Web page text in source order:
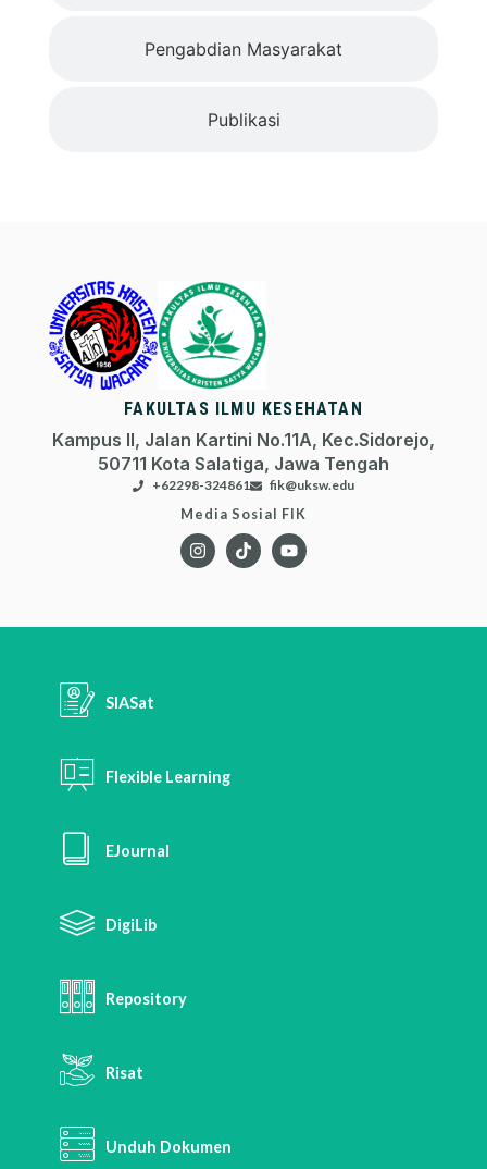
Pengabdian Masyarakat
Publikasi
FAKULTAS ILMU KESEHATAN
Kampus II, Jalan Kartini No.11A, Kec.Sidorejo,
50711 Kota Salatiga, Jawa Tengah
+62298-324861 fik@uksw.edu
Media Sosial FIK
SIASat
Flexible Learning
EJournal
DigiLib
Repository
Risat
Unduh Dokumen